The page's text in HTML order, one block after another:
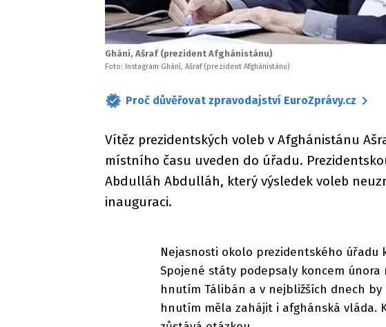
Ghání, Ašraf (prezident Afghánistánu)
Foto: Instagram Ghání, Ašraf (prezident Afghánistánu)
Proč důvěřovat zpravodajství EuroZprávy.cz
Vítěz prezidentských voleb v Afghánistánu
místního času uveden do úřadu.
Abdulláh Abdulláh, který výsledek voleb
inauguraci.
Nejasnosti okolo prezidentského úřadu
Spojené státy podepsaly koncem února
hnutím Tálibán a v nejbližších dnech
hnutím měla zahájit i afghánská vláda.